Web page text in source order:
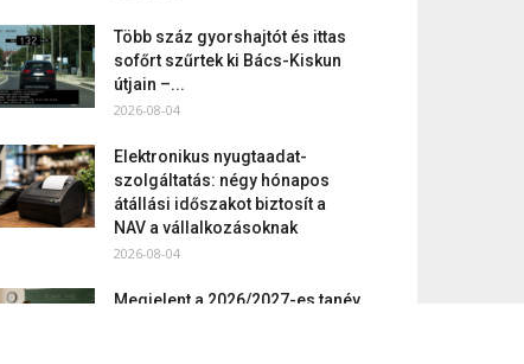
Több száz gyorshajtót és ittas
sofőrt szűrtek ki Bács-Kiskun
útjain –...
2026-08-04
Elektronikus nyugtaadat-
szolgáltatás: négy hónapos
átállási időszakot biztosít a
NAV a vállalkozásoknak
2026-08-04
Megjelent a 2026/2027-es tanév